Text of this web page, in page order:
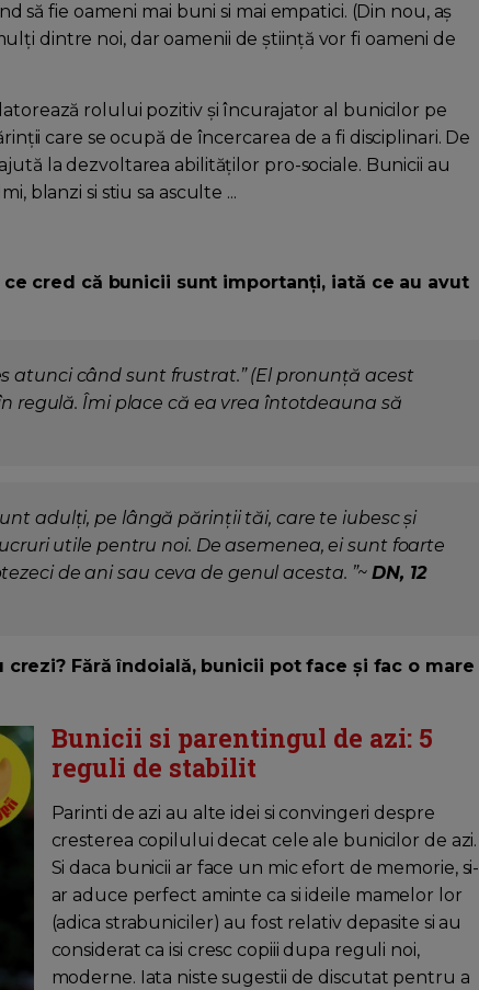
să fie oameni mai buni si mai empatici. (Din nou, aș
dintre noi, dar oamenii de știință vor fi oameni de
rolului pozitiv și încurajator al bunicilor pe
care se ocupă de încercarea de a fi disciplinari. De
la dezvoltarea abilităților pro-sociale. Bunicii au
blanzi si stiu sa asculte ...
cred că bunicii sunt importanți, iată ce au avut
atunci când sunt frustrat.” (El pronunță acest
regulă. Îmi place că ea vrea întotdeauna să
adulți, pe lângă părinții tăi, care te iubesc și
utile pentru noi. De asemenea, ei sunt foarte
de ani sau ceva de genul acesta. ”~DN, 12
Fără îndoială, bunicii pot face și fac o mare
Bunicii si parentingul de azi: 5
reguli de stabilit
Parinti de azi au alte idei si convingeri despre
cresterea copilului decat cele ale bunicilor de azi.
Si daca bunicii ar face un mic efort de memorie, si-
ar aduce perfect aminte ca si ideile mamelor lor
(adica strabuniciler) au fost relativ depasite si au
considerat ca isi cresc copiii dupa reguli noi,
moderne. Iata niste sugestii de discutat pentru a